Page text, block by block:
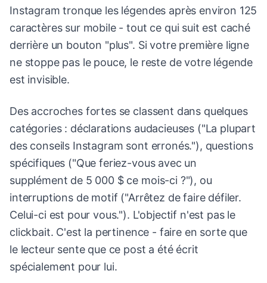
Instagram tronque les légendes après environ 125
caractères sur mobile - tout ce qui suit est caché
derrière un bouton "plus". Si votre première ligne
ne stoppe pas le pouce, le reste de votre légende
est invisible.
Des accroches fortes se classent dans quelques
catégories : déclarations audacieuses ("La plupart
des conseils Instagram sont erronés."), questions
spécifiques ("Que feriez-vous avec un
supplément de 5 000 $ ce mois-ci ?"), ou
interruptions de motif ("Arrêtez de faire défiler.
Celui-ci est pour vous."). L'objectif n'est pas le
clickbait. C'est la pertinence - faire en sorte que
le lecteur sente que ce post a été écrit
spécialement pour lui.